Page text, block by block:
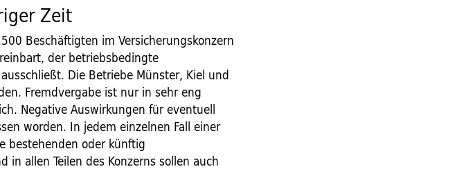
Zeit
Beschäftigten im Versicherungskonzern
der betriebsbedingte
Die Betriebe Münster, Kiel und
Fremdvergabe ist nur in sehr eng
Negative Auswirkungen für eventuell
worden. In jedem einzelnen Fall einer
bestehenden oder künftig
in allen Teilen des Konzerns sollen auch